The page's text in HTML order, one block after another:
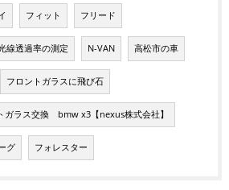
フィット フリード
線透過率の測定 N-VAN 高松市の車
フロントガラスに飛び石
ガラス交換 bmw x3【nexus株式会社】
グ フォレスター